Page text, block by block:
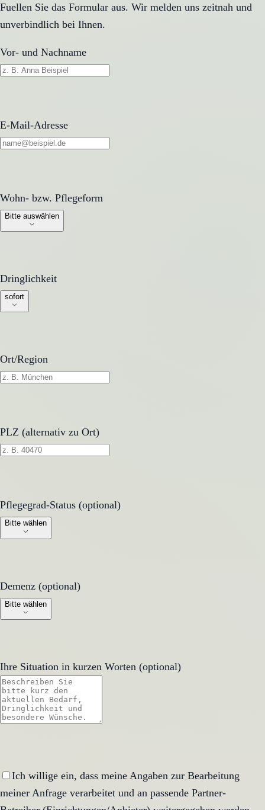
Fuellen Sie das Formular aus. Wir melden uns zeitnah und
unverbindlich bei Ihnen.
Vor- und Nachname
E-Mail-Adresse
Wohn- bzw. Pflegeform
Wohn- bzw. Pflegeform
Bitte auswählen
Dringlichkeit
Dringlichkeit
sofort
Ort/Region
PLZ (alternativ zu Ort)
Pflegegrad-Status (optional)
Pflegegrad-Status (optional)
Bitte wählen
Demenz (optional)
Demenz (optional)
Bitte wählen
Ihre Situation in kurzen Worten (optional)
Ich willige ein, dass meine Angaben zur Bearbeitung
meiner Anfrage verarbeitet und an passende Partner-